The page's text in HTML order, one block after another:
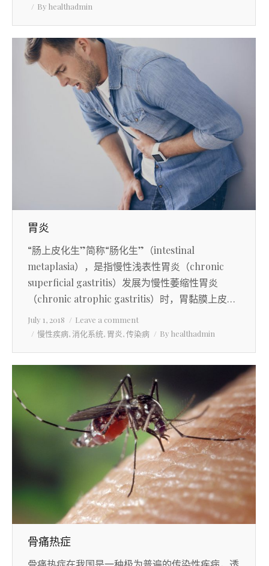
By healthadmin
胃炎
“肠上皮化生”简称“肠化生”（intestinal
metaplasia），是指慢性浅表性胃炎（chronic
superficial gastritis）发展为慢性萎缩性胃炎
（chronic atrophic gastritis）时，胃黏膜上皮…
July 1, 2018
Leave a comment
慢性疾病, 消化系统, 胃炎,传染病 By healthadmin
骨痛热症